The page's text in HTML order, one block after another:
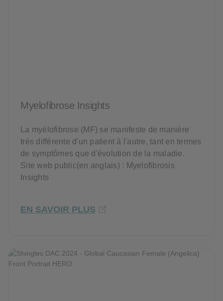
Myelofibrose Insights
La myélofibrose (MF) se manifeste de manière
très différente d'un patient à l'autre, tant en termes
de symptômes que d'évolution de la maladie.
Site web public(en anglais) : Myelofibrosis
Insights
EN SAVOIR PLUS